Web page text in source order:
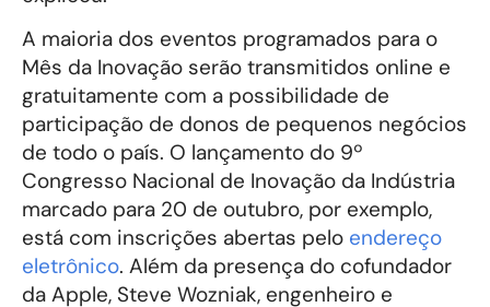
A maioria dos eventos programados para o
Mês da Inovação serão transmitidos online e
gratuitamente com a possibilidade de
participação de donos de pequenos negócios
de todo o país. O lançamento do 9º
Congresso Nacional de Inovação da Indústria
marcado para 20 de outubro, por exemplo,
está com inscrições abertas pelo endereço
eletrônico. Além da presença do cofundador
da Apple, Steve Wozniak, engenheiro e